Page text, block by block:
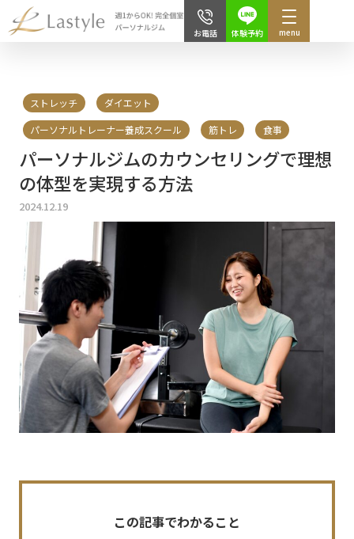
お電話 体験予約 menu
ストレッチ
ダイエット
パーソナルトレーナー養成スクール
筋トレ 食事
パーソナルジムのカウンセリングで理想
の体型を実現する方法
2024.12.19
この記事でわかること